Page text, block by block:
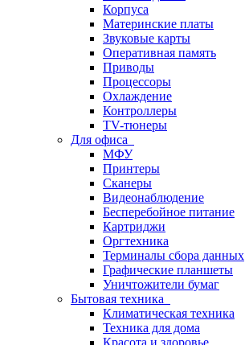
Корпуса
Материнские платы
Звуковые карты
Оперативная память
Приводы
Процессоры
Охлаждение
Контроллеры
TV-тюнеры
Для офиса
МФУ
Принтеры
Сканеры
Видеонаблюдение
Бесперебойное питание
Картриджи
Оргтехника
Терминалы сбора данных
Графические планшеты
Уничтожители бумаг
Бытовая техника
Климатическая техника
Техника для дома
Красота и здоровье